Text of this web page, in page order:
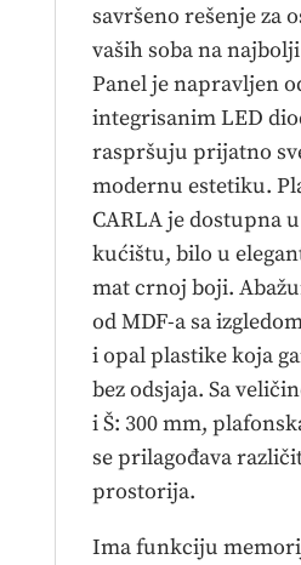
savršeno rešenje za
vaših soba na
Panel je napravljen
integrisanim LED
raspršuju prijatno
modernu estetiku.
CARLA je dostupna
kućištu, bilo u
mat crnoj boji.
od MDF-a sa
i opal plastike koja
bez odsjaja. Sa
i Š: 300 mm,
se prilagođava
prostorija.
Ima funkciju